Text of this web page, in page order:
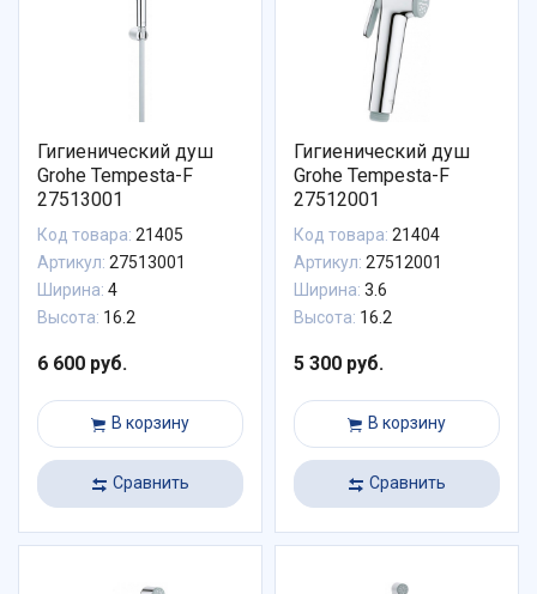
Гигиенический душ
Grohe Tempesta-F
27513001
Код товара: 21405
Артикул: 27513001
Ширина: 4
Высота: 16.2
6 600 руб.
В корзину
Сравнить
Гигиенический душ
Grohe Tempesta-F
27512001
Код товара: 21404
Артикул: 27512001
Ширина: 3.6
Высота: 16.2
5 300 руб.
В корзину
Сравнить